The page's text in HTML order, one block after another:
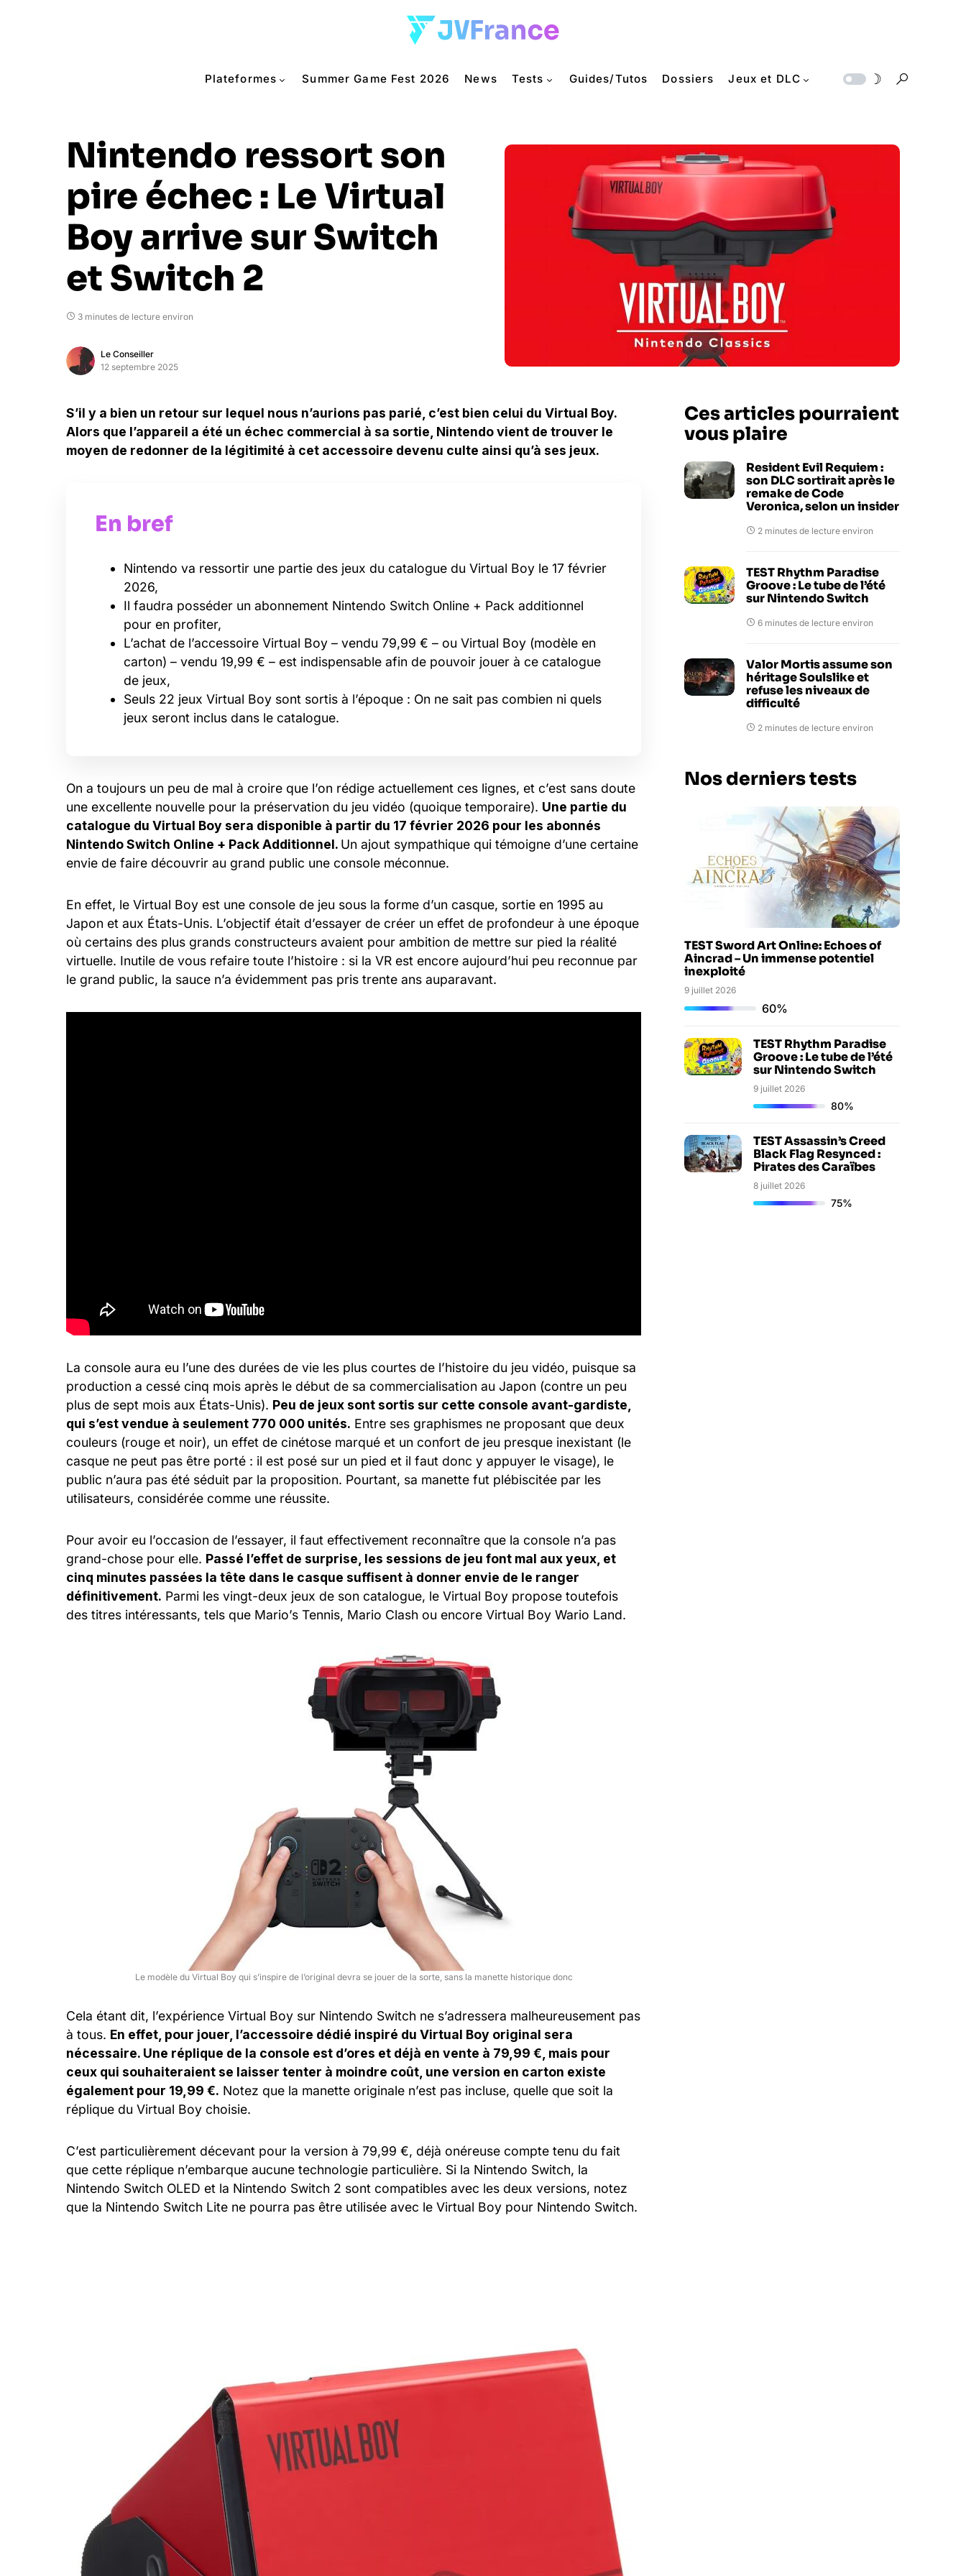
Plateformes Summer Game Fest 2026 News Tests Guides/Tutos Dossiers Jeux et DLC
Nintendo ressort son
pire échec : Le Virtual
Boy arrive sur Switch
et Switch 2
3 minutes de lecture environ
Le Conseiller
12 septembre 2025
S’il y a bien un retour sur lequel nous n’aurions pas parié, c’est bien celui du Virtual Boy.
Alors que l’appareil a été un échec commercial à sa sortie, Nintendo vient de trouver le
moyen de redonner de la légitimité à cet accessoire devenu culte ainsi qu’à ses jeux.
En bref
Nintendo va ressortir une partie des jeux du catalogue du Virtual Boy le 17 février
2026,
Il faudra posséder un abonnement Nintendo Switch Online + Pack additionnel
pour en profiter,
L’achat de l’accessoire Virtual Boy – vendu 79,99 € – ou Virtual Boy (modèle en
carton) – vendu 19,99 € – est indispensable afin de pouvoir jouer à ce catalogue
de jeux,
Seuls 22 jeux Virtual Boy sont sortis à l’époque : On ne sait pas combien ni quels
jeux seront inclus dans le catalogue.
On a toujours un peu de mal à croire que l’on rédige actuellement ces lignes, et c’est sans doute
une excellente nouvelle pour la préservation du jeu vidéo (quoique temporaire). Une partie du
catalogue du Virtual Boy sera disponible à partir du 17 février 2026 pour les abonnés
Nintendo Switch Online + Pack Additionnel. Un ajout sympathique qui témoigne d’une certaine
envie de faire découvrir au grand public une console méconnue.
En effet, le Virtual Boy est une console de jeu sous la forme d’un casque, sortie en 1995 au
Japon et aux États-Unis. L’objectif était d’essayer de créer un effet de profondeur à une époque
où certains des plus grands constructeurs avaient pour ambition de mettre sur pied la réalité
virtuelle. Inutile de vous refaire toute l’histoire : si la VR est encore aujourd’hui peu reconnue par
le grand public, la sauce n’a évidemment pas pris trente ans auparavant.
La console aura eu l’une des durées de vie les plus courtes de l’histoire du jeu vidéo, puisque sa
production a cessé cinq mois après le début de sa commercialisation au Japon (contre un peu
plus de sept mois aux États-Unis). Peu de jeux sont sortis sur cette console avant-gardiste,
qui s’est vendue à seulement 770 000 unités. Entre ses graphismes ne proposant que deux
couleurs (rouge et noir), un effet de cinétose marqué et un confort de jeu presque inexistant (le
casque ne peut pas être porté : il est posé sur un pied et il faut donc y appuyer le visage), le
public n’aura pas été séduit par la proposition. Pourtant, sa manette fut plébiscitée par les
utilisateurs, considérée comme une réussite.
Pour avoir eu l’occasion de l’essayer, il faut effectivement reconnaître que la console n’a pas
grand-chose pour elle. Passé l’effet de surprise, les sessions de jeu font mal aux yeux, et
cinq minutes passées la tête dans le casque suffisent à donner envie de le ranger
définitivement. Parmi les vingt-deux jeux de son catalogue, le Virtual Boy propose toutefois
des titres intéressants, tels que Mario’s Tennis, Mario Clash ou encore Virtual Boy Wario Land.
Le modèle du Virtual Boy qui s’inspire de l’original devra se jouer de la sorte, sans la manette historique donc
Cela étant dit, l’expérience Virtual Boy sur Nintendo Switch ne s’adressera malheureusement pas
à tous. En effet, pour jouer, l’accessoire dédié inspiré du Virtual Boy original sera
nécessaire. Une réplique de la console est d’ores et déjà en vente à 79,99 €, mais pour
ceux qui souhaiteraient se laisser tenter à moindre coût, une version en carton existe
également pour 19,99 €. Notez que la manette originale n’est pas incluse, quelle que soit la
réplique du Virtual Boy choisie.
C’est particulièrement décevant pour la version à 79,99 €, déjà onéreuse compte tenu du fait
que cette réplique n’embarque aucune technologie particulière. Si la Nintendo Switch, la
Nintendo Switch OLED et la Nintendo Switch 2 sont compatibles avec les deux versions, notez
que la Nintendo Switch Lite ne pourra pas être utilisée avec le Virtual Boy pour Nintendo Switch.
Ces articles pourraient
vous plaire
Resident Evil Requiem :
son DLC sortirait après le
remake de Code
Veronica, selon un insider
2 minutes de lecture environ
TEST Rhythm Paradise
Groove : Le tube de l’été
sur Nintendo Switch
6 minutes de lecture environ
Valor Mortis assume son
héritage Soulslike et
refuse les niveaux de
difficulté
2 minutes de lecture environ
Nos derniers tests
TEST Sword Art Online: Echoes of
Aincrad – Un immense potentiel
inexploité
9 juillet 2026
60%
TEST Rhythm Paradise
Groove : Le tube de l’été
sur Nintendo Switch
9 juillet 2026
80%
TEST Assassin’s Creed
Black Flag Resynced :
Pirates des Caraïbes
8 juillet 2026
75%